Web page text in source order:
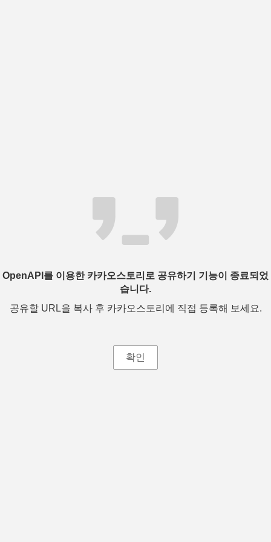
OpenAPI를 이용한 카카오스토리로 공유하기 기능이 종료되었
습니다.
공유할 URL을 복사 후 카카오스토리에 직접 등록해 보세요.
확인